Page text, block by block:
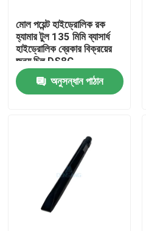
VR প্রদর্শন
মোল পয়েন্ট হাইড্রোলিক রক
হ্যামার টুল 135 মিমি ব্যাসার্ধ
হাইড্রোলিক ব্রেকার বিক্রয়ের
জন্য চিল DS8C
অনুসন্ধান পাঠান